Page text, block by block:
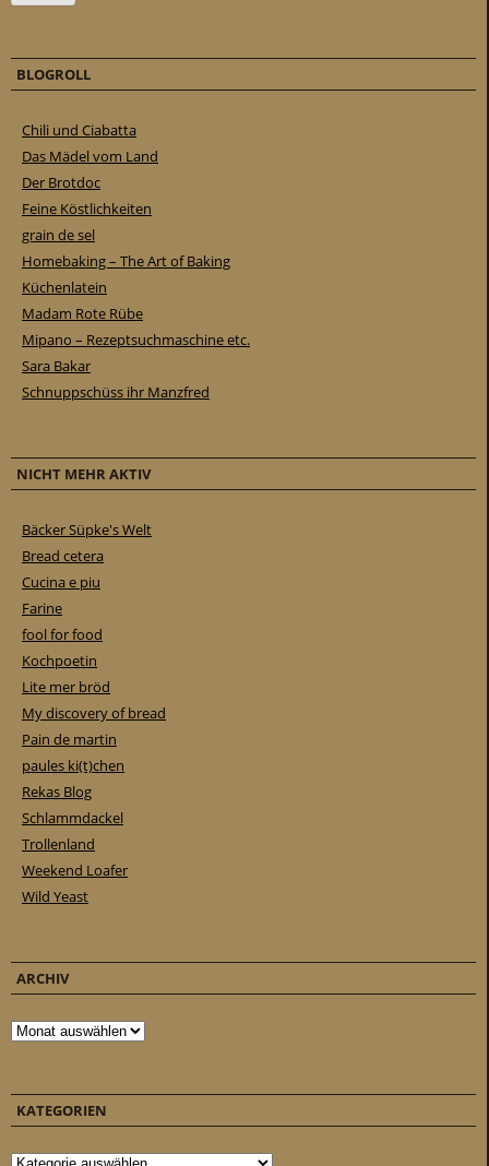
BLOGROLL
Chili und Ciabatta
Das Mädel vom Land
Der Brotdoc
Feine Köstlichkeiten
grain de sel
Homebaking – The Art of Baking
Küchenlatein
Madam Rote Rübe
Mipano – Rezeptsuchmaschine etc.
Sara Bakar
Schnuppschüss ihr Manzfred
NICHT MEHR AKTIV
Bäcker Süpke's Welt
Bread cetera
Cucina e piu
Farine
fool for food
Kochpoetin
Lite mer bröd
My discovery of bread
Pain de martin
paules ki(t)chen
Rekas Blog
Schlammdackel
Trollenland
Weekend Loafer
Wild Yeast
ARCHIV
Archiv
KATEGORIEN
Kategorien